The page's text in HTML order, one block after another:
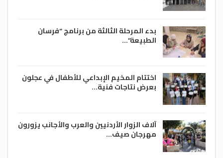
بدء المرحلة الثالثة من برنامج “فرسان
الطبيعة”…
اختتام المخيم الإبداعي للأطفال في عجلون
بعرض نتاجات فنية…
آلاف الزوار الأردنيين والعرب والأجانب يزورون
مهرجان صيف…